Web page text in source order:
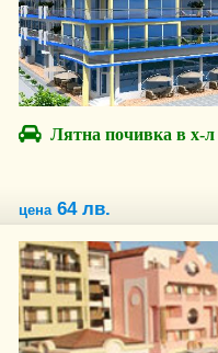
Лятна почивка в х-
цена64 лв.